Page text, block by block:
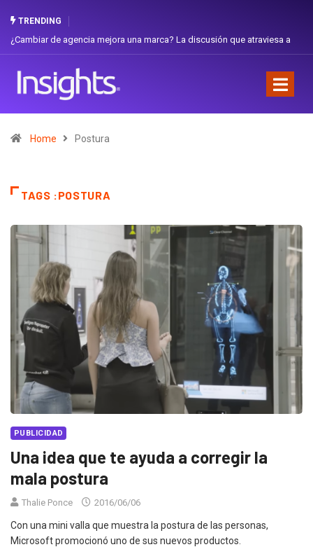
TRENDING
¿Cambiar de agencia mejora una marca? La discusión que atraviesa a
Home Postura
TAGS :POSTURA
PUBLICIDAD
Una idea que te ayuda a corregir la
mala postura
Thalie Ponce 2016/06/06
Con una mini valla que muestra la postura de las personas,
Microsoft promocionó uno de sus nuevos productos.